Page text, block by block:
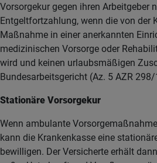
Vorsorgekur gegen ihren Arbeitgeber
Entgeltfortzahlung, wenn die von der
Maßnahme in einer anerkannten
medizinischen Vorsorge oder
wird und keinen urlaubsmäßigen
Bundesarbeitsgericht (Az. 5 AZR
Stationäre Vorsorgekur
Wenn ambulante
kann die Krankenkasse eine
bewilligen. Der Versicherte erhält